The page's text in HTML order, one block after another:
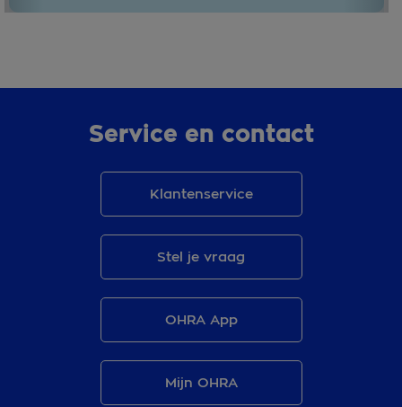
Service en contact
Klantenservice
Stel je vraag
OHRA App
Mijn OHRA